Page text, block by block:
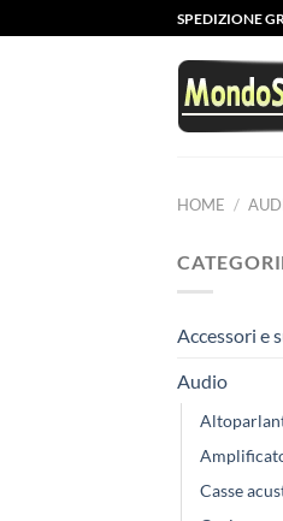
ai
SPEDIZIONE
HOME /
Accessori e
Audio
Casse